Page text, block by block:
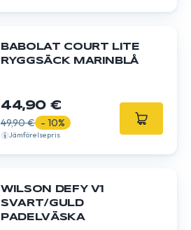
BABOLAT COURT LITE
RYGGSÄCK MARINBLÅ
44,90 €
49,90 € - 10%
Jämförelsepris
WILSON DEFY V1
SVART/GULD
PADELVÄSKA